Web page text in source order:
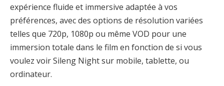
expérience fluide et immersive adaptée à vos
préférences, avec des options de résolution variées
telles que 720p, 1080p ou même VOD pour une
immersion totale dans le film en fonction de si vous
voulez voir Sileng Night sur mobile, tablette, ou
ordinateur.